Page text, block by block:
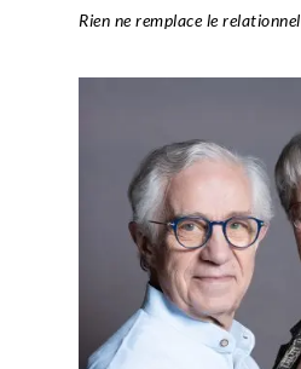
Rien ne remplace le relationnel